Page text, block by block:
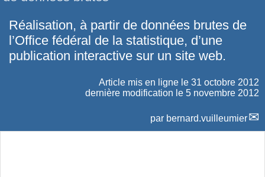
Réalisation, à partir de données brutes de
l’Office fédéral de la statistique, d’une
publication interactive sur un site web.
Article mis en ligne le 31 octobre 2012
dernière modification le 5 novembre 2012
par bernard.vuilleumier